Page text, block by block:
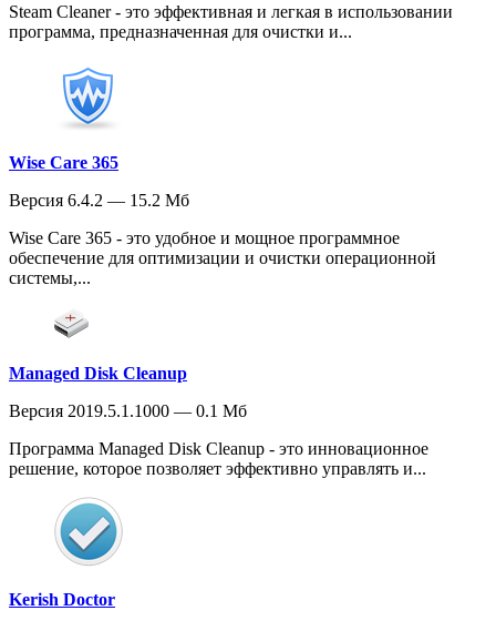
Steam Cleaner - это эффективная и легкая в использовании
программа, предназначенная для очистки и...
Wise Care 365
Версия 6.4.2 — 15.2 Мб
Wise Care 365 - это удобное и мощное программное
обеспечение для оптимизации и очистки операционной
системы,...
Managed Disk Cleanup
Версия 2019.5.1.1000 — 0.1 Мб
Программа Managed Disk Cleanup - это инновационное
решение, которое позволяет эффективно управлять и...
Kerish Doctor